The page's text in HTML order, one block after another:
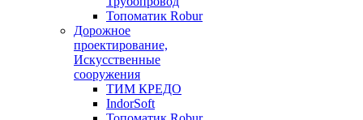
Топоматик Robur
Дорожное
проектирование,
Искусственные
сооружения
ТИМ КРЕДО
IndorSoft